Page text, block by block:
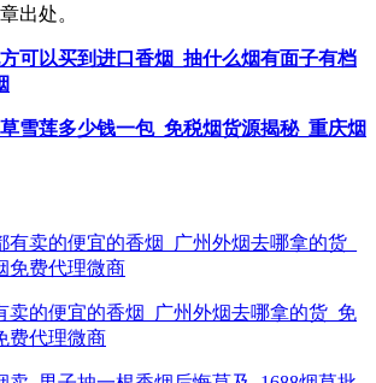
出处。
可以买到进口香烟_抽什么烟有面子有档
雪莲多少钱一包_免税烟货源揭秘_重庆烟
卖的便宜的香烟_广州外烟去哪拿的货_免
费代理微商